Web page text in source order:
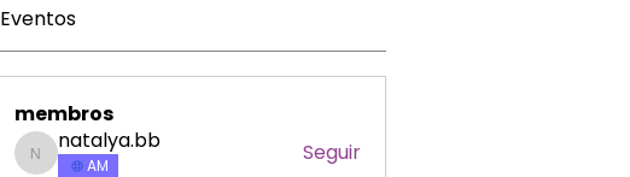
Eventos
membros
natalya.bb
natalya.bb
AM
Seguir